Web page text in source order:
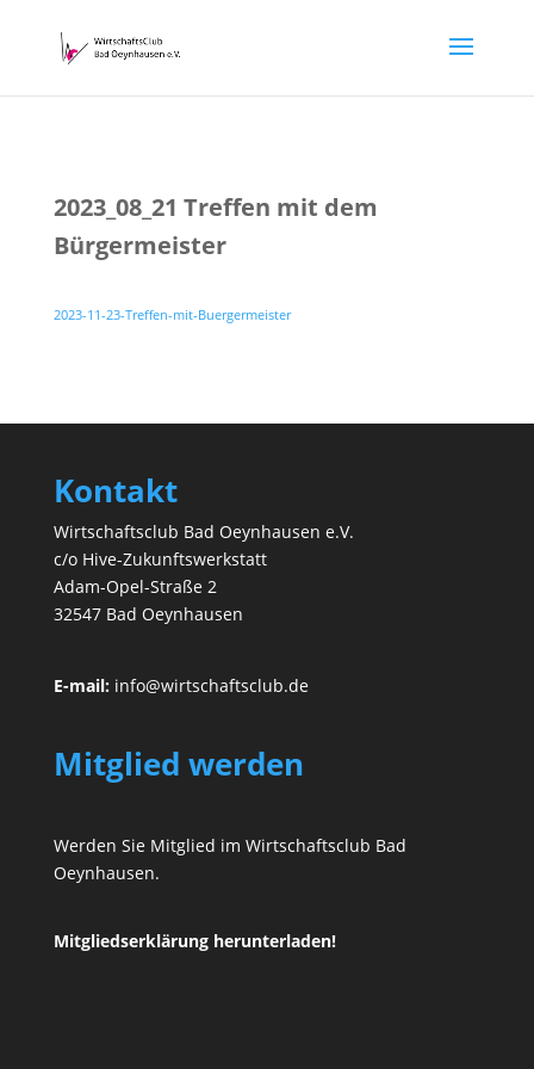
2023_08_21 Treffen mit dem
Bürgermeister
2023-11-23-Treffen-mit-Buergermeister
Kontakt
Wirtschaftsclub Bad Oeynhausen e.V.
c/o Hive-Zukunftswerkstatt
Adam-Opel-Straße 2
32547 Bad Oeynhausen
E-mail: info@wirtschaftsclub.de
Mitglied werden
Werden Sie Mitglied im Wirtschaftsclub Bad
Oeynhausen.
Mitgliedserklärung herunterladen!